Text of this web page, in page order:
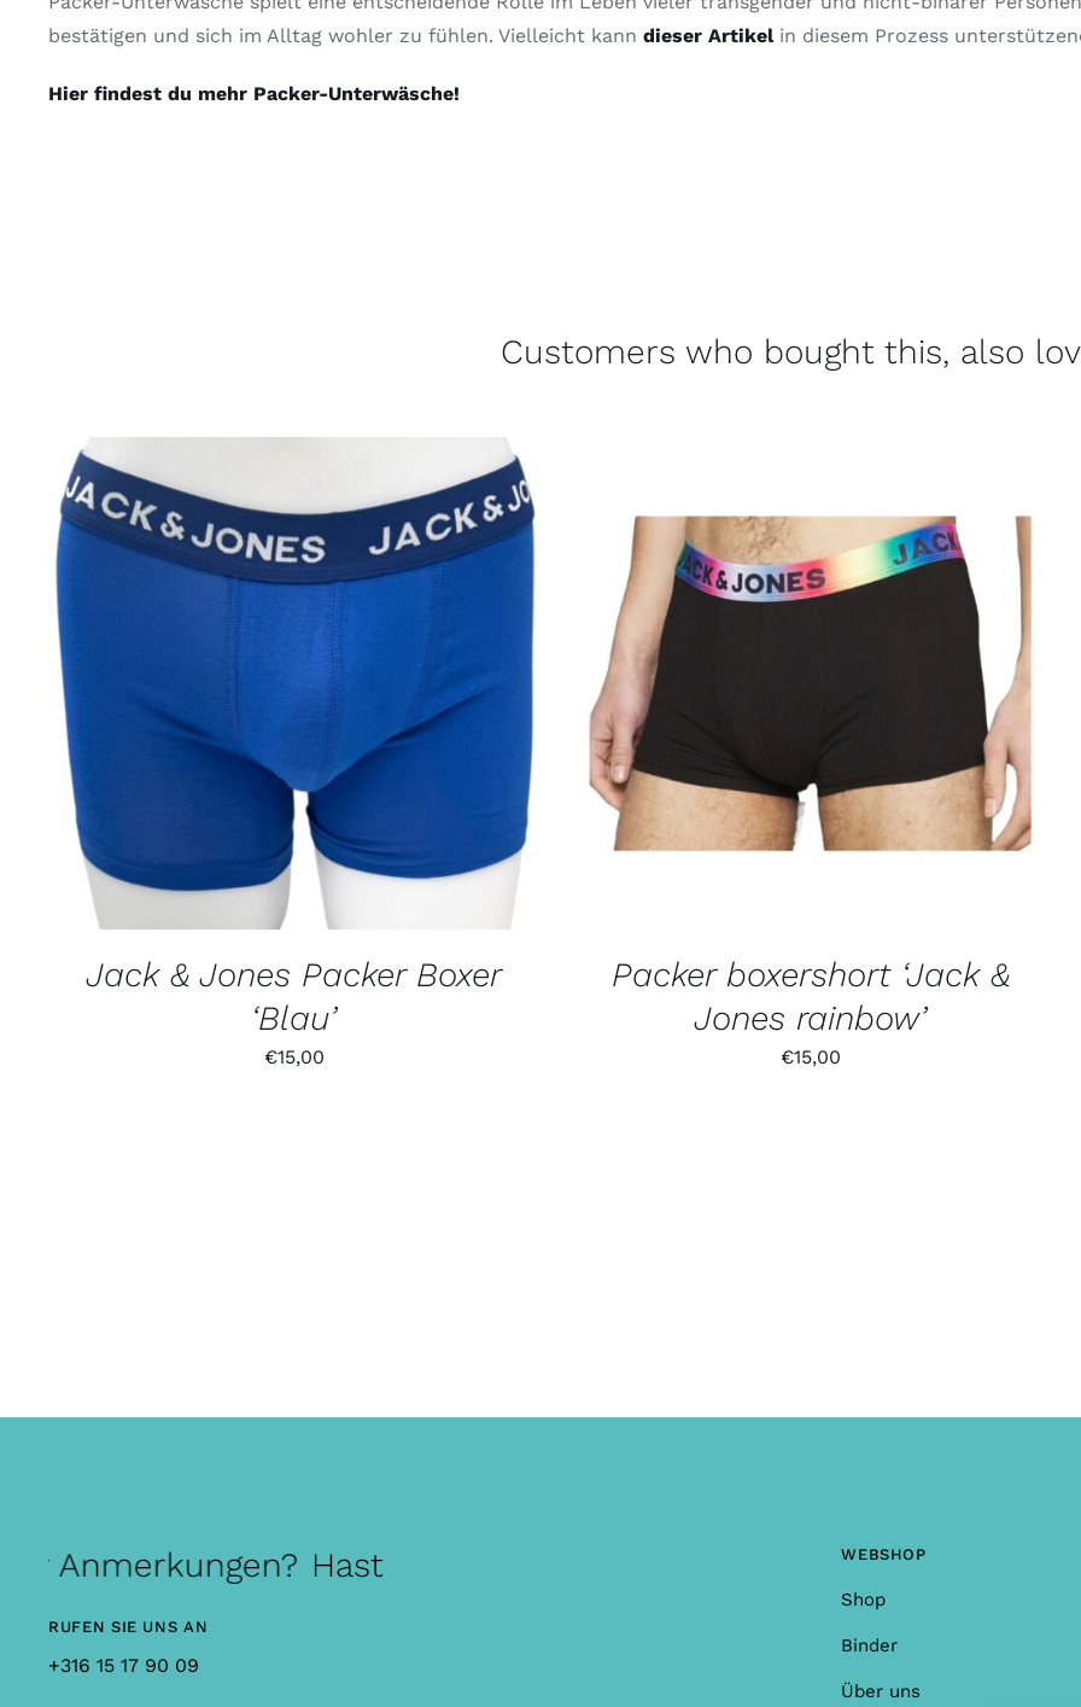
bestätigen und sich im Alltag wohler zu fühlen. Vielleicht kann dieser Artikel in diesem Prozess
Hier findest du mehr Packer-Unterwäsche!
Customers who bought this, also
Jack & Jones Packer Boxer
‘Blau’
€15,00
Packer boxershort ‘Jack &
Jones rainbow’
€15,00
Anmerkungen? Hast du Fragen oder Anmerkungen?
RUFEN SIE UNS AN
+316 15 17 90 09
WEBSHOP
Shop
Binder
Über uns